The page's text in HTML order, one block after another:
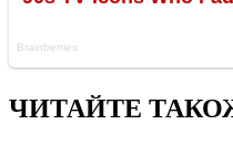
ЧИТАЙТЕ